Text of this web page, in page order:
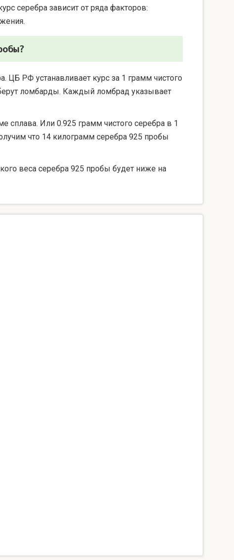
серебра зависит от ряда факторов:
ЦБ РФ устанавливает курс за 1 грамм чистого
ломбарды. Каждый ломбрад указывает
сплава. Или 0.925 грамм чистого серебра в 1
что 14 килограмм серебра 925 пробы
веса серебра 925 пробы будет ниже на